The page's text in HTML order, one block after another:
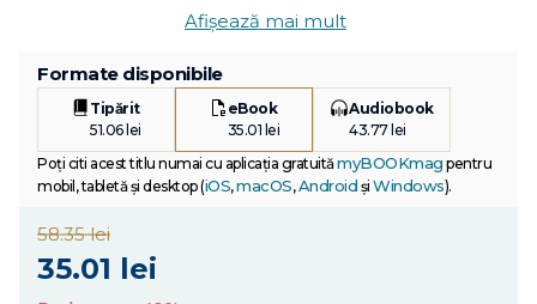
Afișează mai mult
Formate disponibile
Tipărit
51.06 lei
eBook
35.01 lei
Audiobook
43.77 lei
Poți citi acest titlu numai cu aplicația gratuitămyBOOKmag pentru
mobil, tabletă și desktop (iOS,macOS,Android și Windows).
58.35 lei
35.01 lei